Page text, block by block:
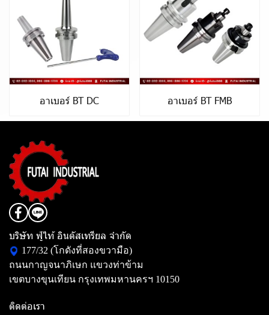
อาเบอร์ BT DC อาเบอร์ BT FMB
บริษัท ฟู่ไท้ อินดัสเทรียล จำกัด
177/32 (โกดังที่สองขวามือ)
ถนนกาญจนาภิเษก แขวงท่าข้าม
เขตบางขุนเทียน กรุงเทพมหานครฯ 10150
ติดต่อเรา